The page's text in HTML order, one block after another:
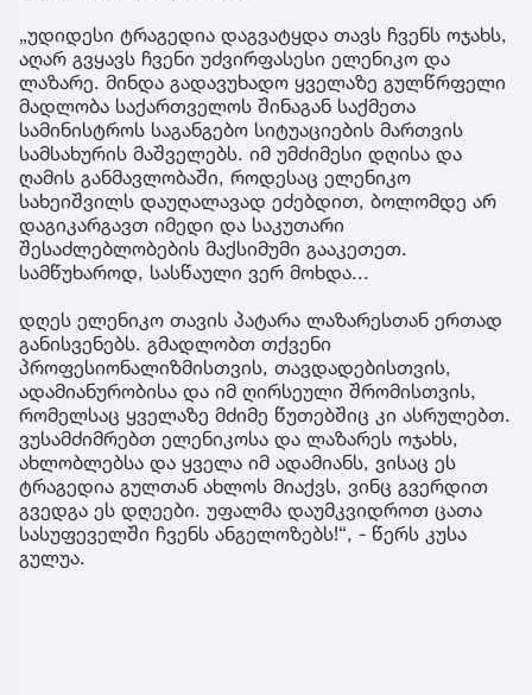
„უდიდესი ტრაგედია დაგვატყდა თავს ჩვენს ოჯახს,
აღარ გვყავს ჩვენი უძვირფასესი ელენიკო და
ლაზარე. მინდა გადავუხადო ყველაზე გულწრფელი
მადლობა საქართველოს შინაგან საქმეთა
სამინისტროს საგანგებო სიტუაციების მართვის
სამსახურის მაშველებს. იმ უმძიმესი დღისა და
ღამის განმავლობაში, როდესაც ელენიკო
სახეიშვილს დაუღალავად ეძებდით, ბოლომდე არ
დაგიკარგავთ იმედი და საკუთარი
შესაძლებლობების მაქსიმუმი გააკეთეთ.
სამწუხაროდ, სასწაული ვერ მოხდა...
დღეს ელენიკო თავის პატარა ლაზარესთან ერთად
განისვენებს. გმადლობთ თქვენი
პროფესიონალიზმისთვის, თავდადებისთვის,
ადამიანურობისა და იმ ღირსეული შრომისთვის,
რომელსაც ყველაზე მძიმე წუთებშიც კი ასრულებთ.
ვუსამძიმრებთ ელენიკოსა და ლაზარეს ოჯახს,
ახლობლებსა და ყველა იმ ადამიანს, ვისაც ეს
ტრაგედია გულთან ახლოს მიაქვს, ვინც გვერდით
გვედგა ეს დღეები. უფალმა დაუმკვიდროთ ცათა
სასუფეველში ჩვენს ანგელოზებს!“, - წერს კუსა
გულუა.